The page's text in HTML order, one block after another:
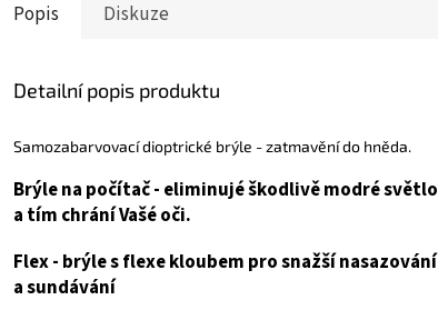
Popis Diskuze
Detailní popis produktu
Samozabarvovací dioptrické brýle - zatmavění do hněda.
Brýle na počítač - eliminujé škodlivě modré světlo
a tím chrání Vašé oči.
Flex - brýle s flexe kloubem pro snažší nasazování
a sundávání